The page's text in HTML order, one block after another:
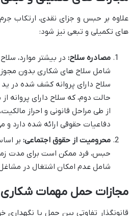
علاوه بر حبس و جزای نقدی، ارتکاب
های تکمیلی و تبعی نیز شود:
مصادره سلاح: در بیشتر موارد،
شامل سلاح های شکاری بدون مجوز
سلاح دارای پروانه کشف شده در
حالت دوم، که سلاح دارای
از طی مراحل قانونی و احراز
دفاعیات حقوقی ارائه شده دارد
محرومیت از حقوق اجتماعی: بر
حبس، فرد ممکن است برای مدت
شامل عدم امکان اشتغال در مشاغل
مجازات حمل مهمات
قانونگذار تفاوتی بین حمل یا